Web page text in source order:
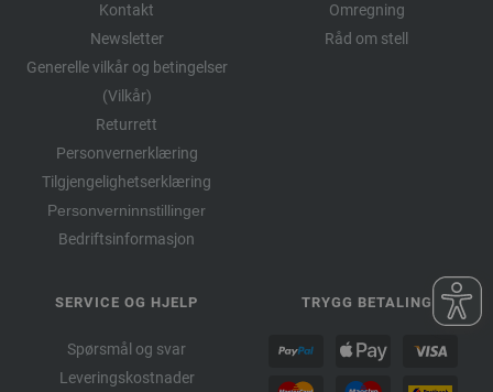
Kontakt
Newsletter
Generelle vilkår og betingelser
(Vilkår)
Returrett
Personvernerklæring
Tilgjengelighetserklæring
Personverninnstillinger
Bedriftsinformasjon
Omregning
Råd om stell
SERVICE OG HJELP
Spørsmål og svar
Leveringskostnader
TRYGG BETALING